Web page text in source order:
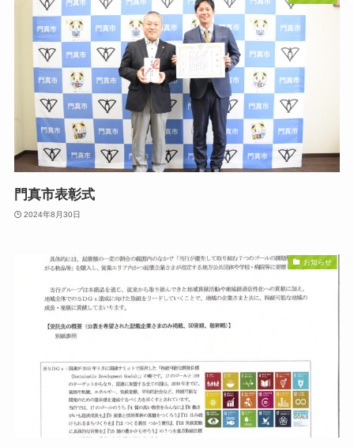
門真市表彰式
2024年8月30日
お知らせ